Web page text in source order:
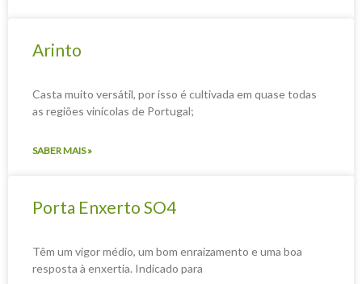
Arinto
Casta muito versátil, por isso é cultivada em quase todas
as regiões vinícolas de Portugal;
SABER MAIS »
Porta Enxerto SO4
Têm um vigor médio, um bom enraizamento e uma boa
resposta à enxertia. Indicado para